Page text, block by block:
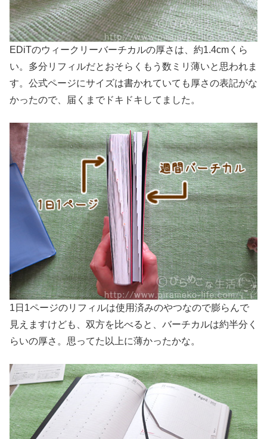
EDiTのウィークリーバーチカルの厚さは、約1.4cmくら
い。多分リフィルだとおそらくもう数ミリ薄いと思われま
す。公式ページにサイズは書かれていても厚さの表記がな
かったので、届くまでドキドキしてました。
1日1ページのリフィルは使用済みのやつなので膨らんで
見えますけども、双方を比べると、バーチカルは約半分く
らいの厚さ。思ってた以上に薄かったかな。